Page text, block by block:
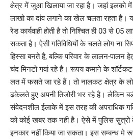
क्षेत्र में जुआ खिलाया जा रहा है। जहां इलको में
लाखो का दांव लगाने का खेल चलता रहता है।
रेड कार्यवाही होती है तो निश्चित ही 03 से
सकता है। ऐसी गतिविधियों के चलते लोग ना
हिस्सा बनते है, बल्कि परिवार के लालन-पालन
चंद मिनटो गवां रहे है। रूपय कमाने के
लत में फसते जा रहे हैं। तो नालकट क्षेत्र के
ढकेलते हुए अपनी तिजोरी भर रहे है। लेकिन
संवेदनशील ईलाके में इस तरह की अपराधिक
को कोई खबर तक नही है। ऐसे में पुलिस सुत्रो
इनकार नहीं किया जा सकता। इस सम्बन्ध मे